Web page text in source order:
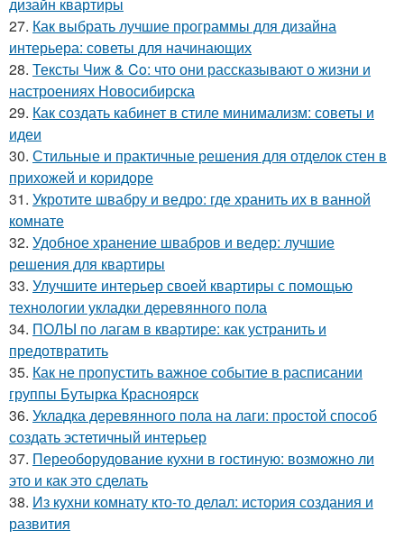
27. Как выбрать лучшие программы для дизайна
интерьера: советы для начинающих
28. Тексты Чиж & Co: что они рассказывают о жизни и
настроениях Новосибирска
29. Как создать кабинет в стиле минимализм: советы и
идеи
30. Стильные и практичные решения для отделок стен в
прихожей и коридоре
31. Укротите швабру и ведро: где хранить их в ванной
комнате
32. Удобное хранение швабров и ведер: лучшие
решения для квартиры
33. Улучшите интерьер своей квартиры с помощью
технологии укладки деревянного пола
34. ПОЛЫ по лагам в квартире: как устранить и
предотвратить
35. Как не пропустить важное событие в расписании
группы Бутырка Красноярск
36. Укладка деревянного пола на лаги: простой способ
создать эстетичный интерьер
37. Переоборудование кухни в гостиную: возможно ли
это и как это сделать
38. Из кухни комнату кто-то делал: история создания и
развития